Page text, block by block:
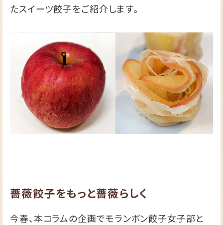
たスイーツ餃子をご紹介します。
薔薇餃子をもっと薔薇らしく
今春、本コラムの企画でモランボン餃子女子部と